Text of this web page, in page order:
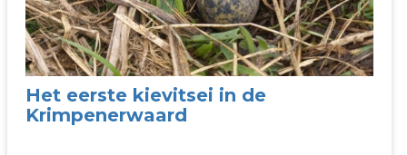
Het eerste kievitsei in de
Krimpenerwaard